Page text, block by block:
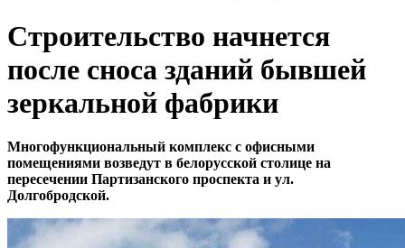
Строительство начнется
после сноса зданий бывшей
зеркальной фабрики
Многофункциональный комплекс c офисными
помещениями возведут в белорусской столице на
пересечении Партизанского проспекта и ул.
Долгобродской.